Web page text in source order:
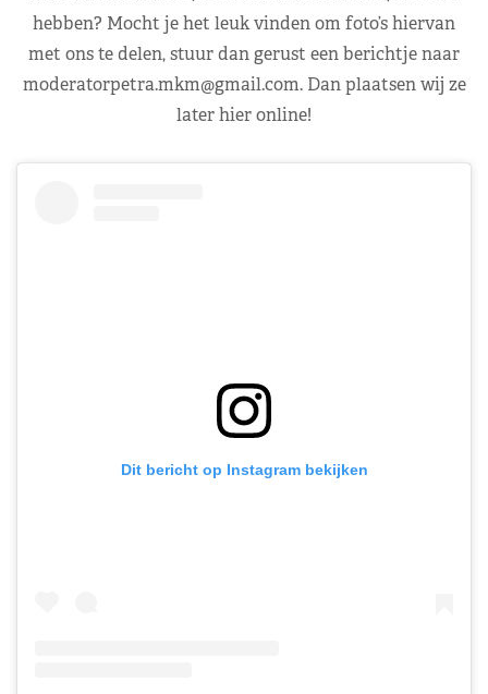
hebben? Mocht je het leuk vinden om foto’s hiervan
met ons te delen, stuur dan gerust een berichtje naar
moderatorpetra.mkm@gmail.com. Dan plaatsen wij ze
later hier online!
Dit bericht op Instagram bekijken